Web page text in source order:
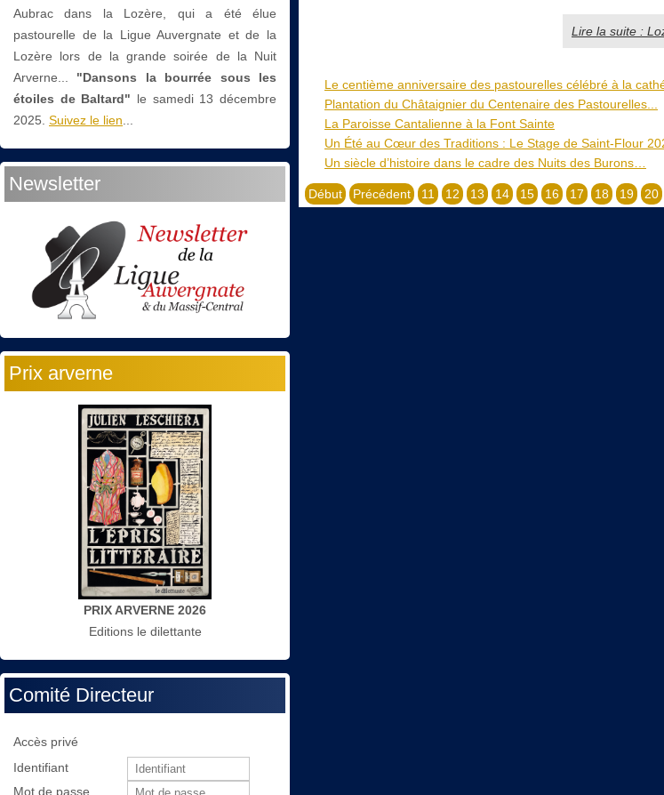
Aubrac dans la Lozère, qui a été élue
pastourelle de la Ligue Auvergnate et de la
Lozère lors de la grande soirée de la Nuit
Arverne...
"Dansons la bourrée sous les
étoiles de Baltard" le samedi 13 décembre
2025. Suivez le lien
Newsletter
Prix arverne
PRIX ARVERNE 2026
Editions le dilettante
Comité Directeur
Accès privé
Identifiant
Mot de passe
Lire la suite :
Le centième anniversaire des pastourelles célébré à la
Plantation du Châtaignier du Centenaire des Pastourelles...
La Paroisse Cantalienne à la Font Sainte
Un Été au Cœur des Traditions : Le Stage de Saint-Flour
Un siècle d’histoire dans le cadre des Nuits des Burons…
Début Précédent 11 12 13 14 15 16 17 18 19 20